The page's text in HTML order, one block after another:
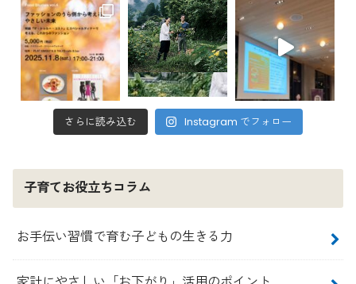
さらに読み込む Instagram でフォロー
子育てお役立ちコラム
お手伝い習慣で育む子どもの生きる力